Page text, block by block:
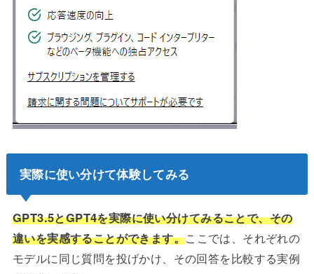
実際に使い分けて体験してみる
GPT3.5とGPT4を実際に使い分けてみることで、その
違いを実感することができます。ここでは、それぞれの
モデルに同じ質問を投げかけ、その回答を比較する実例